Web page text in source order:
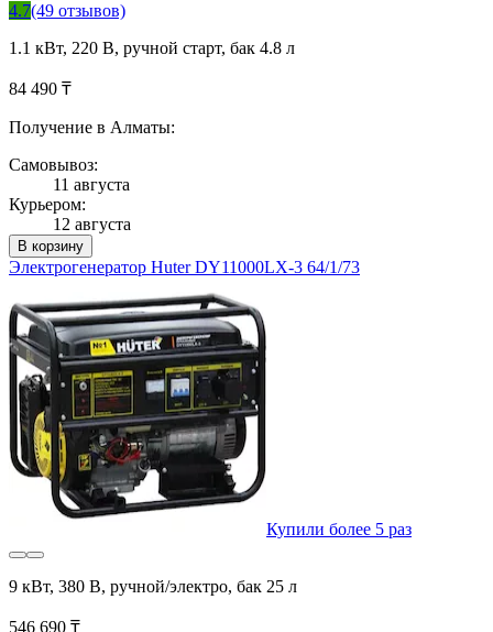
4.7(49 отзывов)
1.1 кВт, 220 В, ручной старт, бак 4.8 л
84 490 ₸
Получение в Алматы:
Самовывоз:
11 августа
Курьером:
12 августа
В корзину
Электрогенератор Huter DY11000LX-3 64/1/73
Купили более 5 раз
9 кВт, 380 В, ручной/электро, бак 25 л
546 690 ₸